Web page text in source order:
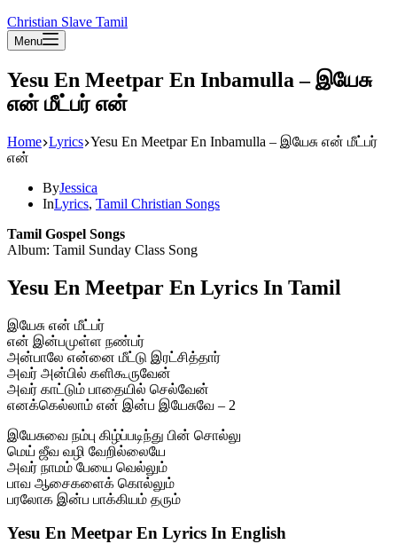
Christian Slave Tamil
Menu
Yesu En Meetpar En Inbamulla – இயேசு
என் மீட்பர் என்
Home Lyrics Yesu En Meetpar En Inbamulla – இயேசு என் மீட்பர்
என்
ByJessica
InLyrics, Tamil Christian Songs
Tamil Gospel Songs
Album: Tamil Sunday Class Song
Yesu En Meetpar En Lyrics In Tamil
இயேசு என் மீட்பர்
என் இன்பமுள்ள நண்பர்
அன்பாலே என்னை மீட்டு இரட்சித்தார்
அவர் அன்பில் களிகூருவேன்
அவர் காட்டும் பாதையில் செல்வேன்
எனக்கெல்லாம் என் இன்ப இயேசுவே – 2
இயேசுவை நம்பு கிழ்ப்படிந்து பின் சொல்லு
மெய் ஜீவ வழி வேறில்லையே
அவர் நாமம் பேயை வெல்லும்
பாவ ஆசைகளைக் கொல்லும்
பரலோக இன்ப பாக்கியம் தரும்
Yesu En Meetpar En Lyrics In English